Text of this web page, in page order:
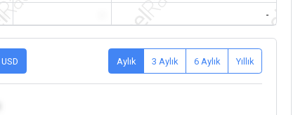
- -
USD Aylık 3 Aylık 6 Aylık Yıllık